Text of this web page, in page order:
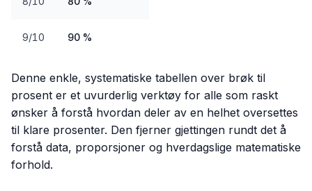
9/10 90 %
Denne enkle, systematiske tabellen over brøk til
prosent er et uvurderlig verktøy for alle som raskt
ønsker å forstå hvordan deler av en helhet oversettes
til klare prosenter. Den fjerner gjettingen rundt det å
forstå data, proporsjoner og hverdagslige matematiske
forhold.